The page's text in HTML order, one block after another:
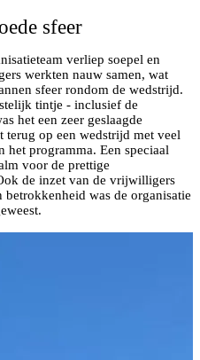
sfeer
verliep soepel en
werkten nauw samen, wat
sfeer rondom de wedstrijd.
tintje - inclusief de
het een zeer geslaagde
op een wedstrijd met veel
programma. Een speciaal
voor de prettige
de inzet van de vrijwilligers
was de organisatie